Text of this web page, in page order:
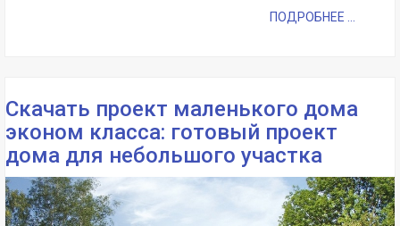
ПОДРОБНЕЕ ...
Скачать проект маленького дома
эконом класса: готовый проект
дома для небольшого участка